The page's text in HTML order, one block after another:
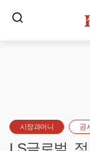
시장과머니 공시